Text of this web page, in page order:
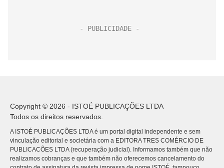
Copyright © 2026 - ISTOÉ PUBLICAÇÕES LTDA
Todos os direitos reservados.
A ISTOÉ PUBLICAÇÕES LTDA é um portal digital independente e sem
vinculação editorial e societária com a EDITORA TRES COMÉRCIO DE
PUBLICACÕES LTDA (recuperação judicial). Informamos também que não
realizamos cobranças e que também não oferecemos cancelamento do